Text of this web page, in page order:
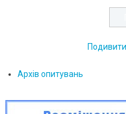
Архів опитувань